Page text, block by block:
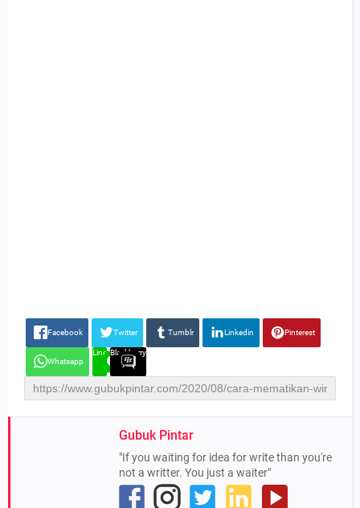
Facebook Twitter Tumblr Linkedin Pinterest
Whatsapp
Line Blackberry
Gubuk Pintar
"If you waiting for idea for write than you're
not a writter. You just a waiter"